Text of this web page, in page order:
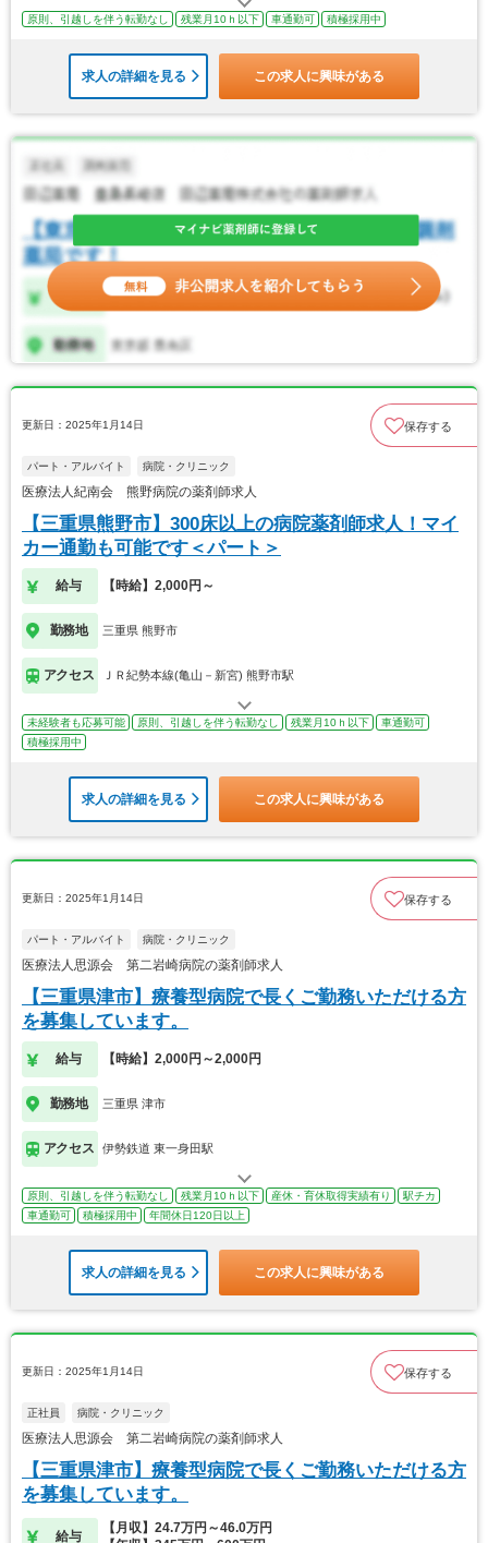
原則、引越しを伴う転勤なし 残業月10ｈ以下 車通勤可 積極採用中
求人の詳細を見る この求人に興味がある
更新日：2025年1月14日 保存する
パート・アルバイト 病院・クリニック
医療法人紀南会 熊野病院の薬剤師求人
【三重県熊野市】300床以上の病院薬剤師求人！マイ
カー通勤も可能です＜パート＞
給与 【時給】2,000円～
勤務地 三重県 熊野市
アクセス ＪＲ紀勢本線(亀山－新宮) 熊野市駅
未経験者も応募可能 原則、引越しを伴う転勤なし 残業月10ｈ以下
車通勤可
積極採用中
求人の詳細を見る この求人に興味がある
更新日：2025年1月14日 保存する
パート・アルバイト 病院・クリニック
医療法人思源会 第二岩崎病院の薬剤師求人
【三重県津市】療養型病院で長くご勤務いただける方
を募集しています。
給与 【時給】2,000円～2,000円
勤務地 三重県 津市
アクセス 伊勢鉄道 東一身田駅
原則、引越しを伴う転勤なし 残業月10ｈ以下 産休・育休取得実績有り
駅チカ
車通勤可
積極採用中 年間休日120日以上
求人の詳細を見る この求人に興味がある
更新日：2025年1月14日 保存する
正社員 病院・クリニック
医療法人思源会 第二岩崎病院の薬剤師求人
【三重県津市】療養型病院で長くご勤務いただける方
を募集しています。
給与
【月収】24.7万円～46.0万円